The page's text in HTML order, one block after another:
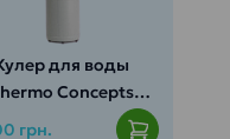
для воды
Concepts
грн.